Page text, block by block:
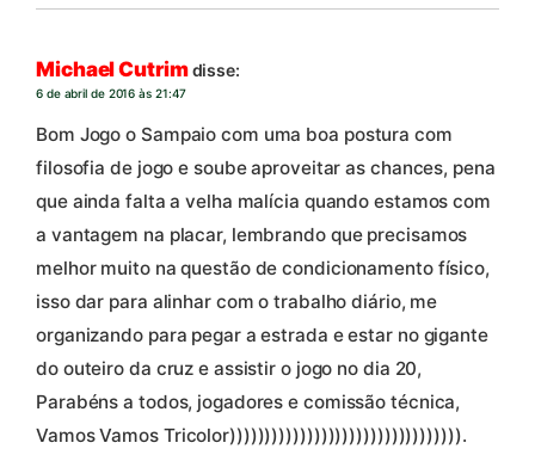
Michael Cutrimdisse:
6 de abril de 2016 às 21:47
Bom Jogo o Sampaio com uma boa postura com
filosofia de jogo e soube aproveitar as chances, pena
que ainda falta a velha malícia quando estamos com
a vantagem na placar, lembrando que precisamos
melhor muito na questão de condicionamento físico,
isso dar para alinhar com o trabalho diário, me
organizando para pegar a estrada e estar no gigante
do outeiro da cruz e assistir o jogo no dia 20,
Parabéns a todos, jogadores e comissão técnica,
Vamos Vamos Tricolor))))))))))))))))))))))))))))))))).